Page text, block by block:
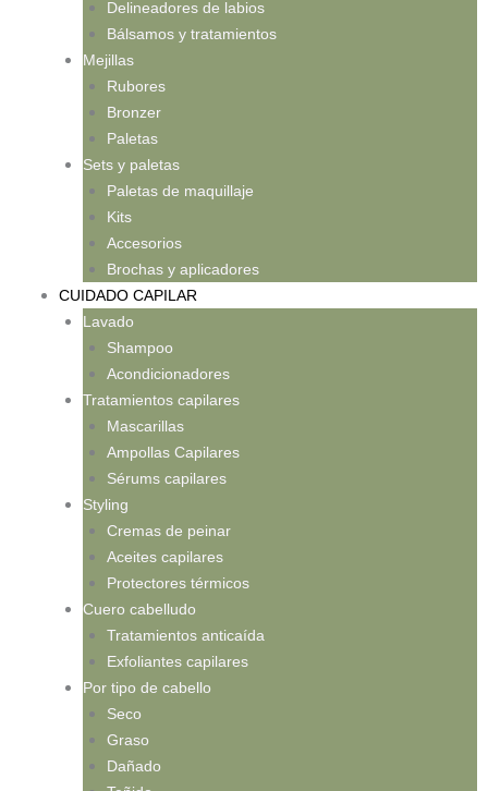
Delineadores de labios
Bálsamos y tratamientos
Mejillas
Rubores
Bronzer
Paletas
Sets y paletas
Paletas de maquillaje
Kits
Accesorios
Brochas y aplicadores
CUIDADO CAPILAR
Lavado
Shampoo
Acondicionadores
Tratamientos capilares
Mascarillas
Ampollas Capilares
Sérums capilares
Styling
Cremas de peinar
Aceites capilares
Protectores térmicos
Cuero cabelludo
Tratamientos anticaída
Exfoliantes capilares
Por tipo de cabello
Seco
Graso
Dañado